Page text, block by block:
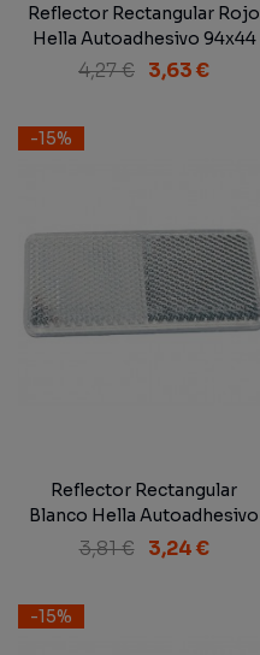
Reflector Rectangular Rojo
Hella Autoadhesivo 94x44
mm
4,27 € 3,63 €
-15%
Reflector Rectangular
Blanco Hella Autoadhesivo
94x44 mm
3,81 € 3,24 €
-15%